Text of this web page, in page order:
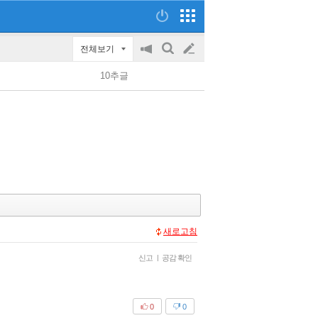
전체보기
공
on/off
검
글
쓰
10추글
새로고침
신고 | 공감 확인
0
0